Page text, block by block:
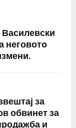
неговото
за
обвинет за